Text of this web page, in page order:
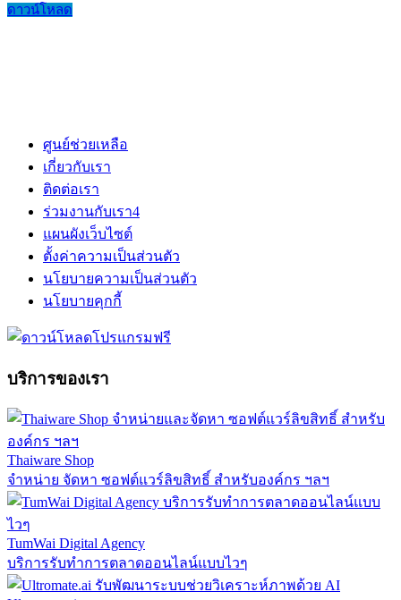
ดาวน์โหลด
ศูนย์ช่วยเหลือ
เกี่ยวกับเรา
ติดต่อเรา
ร่วมงานกับเรา4
แผนผังเว็บไซต์
ตั้งค่าความเป็นส่วนตัว
นโยบายความเป็นส่วนตัว
นโยบายคุกกี้
บริการของเรา
Thaiware Shop
จำหน่าย จัดหา ซอฟต์แวร์ลิขสิทธิ์ สำหรับองค์กร ฯลฯ
TumWai Digital Agency
บริการรับทำการตลาดออนไลน์แบบไวๆ